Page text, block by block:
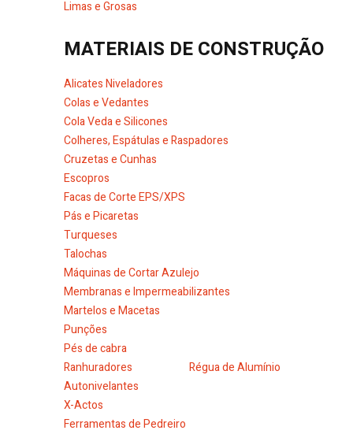
Limas e Grosas
MATERIAIS DE CONSTRUÇÃO
Alicates Niveladores
Colas e Vedantes
Cola Veda e Silicones
Colheres, Espátulas e Raspadores
Cruzetas e Cunhas
Escopros
Facas de Corte EPS/XPS
Pás e Picaretas
Turqueses
Talochas
Máquinas de Cortar Azulejo
Membranas e Impermeabilizantes
Martelos e Macetas
Punções
Pés de cabra
Ranhuradores
Régua de Alumínio
Autonivelantes
X-Actos
Ferramentas de Pedreiro